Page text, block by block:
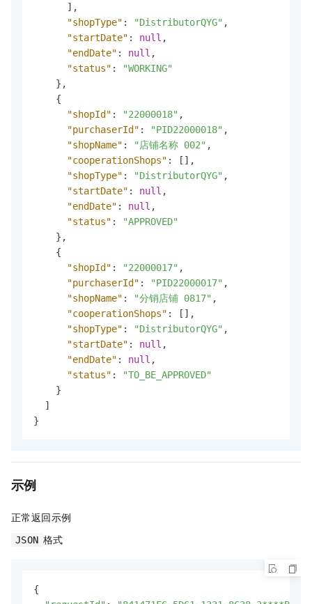
] ,
"shopType" : "DistributorQYG" ,
"startDate" : null ,
"endDate" : null ,
"status" :
"WORKING"
} ,
{
"shopId" : "22000018" ,
"purchaserId" : "PID22000018" ,
"shopName" : "店铺名称 002" ,
"cooperationShops" : [ ] ,
"shopType" : "DistributorQYG" ,
"startDate" : null ,
"endDate" : null ,
"status" :
"APPROVED"
} ,
{
"shopId" : "22000017" ,
"purchaserId" : "PID22000017" ,
"shopName" : "分销店铺 0817" ,
"cooperationShops" : [ ] ,
"shopType" : "DistributorQYG" ,
"startDate" : null ,
"endDate" : null ,
"status" :
"TO_BE_APPROVED"
}
]
}
示例
正常返回示例
JSON 格式
{